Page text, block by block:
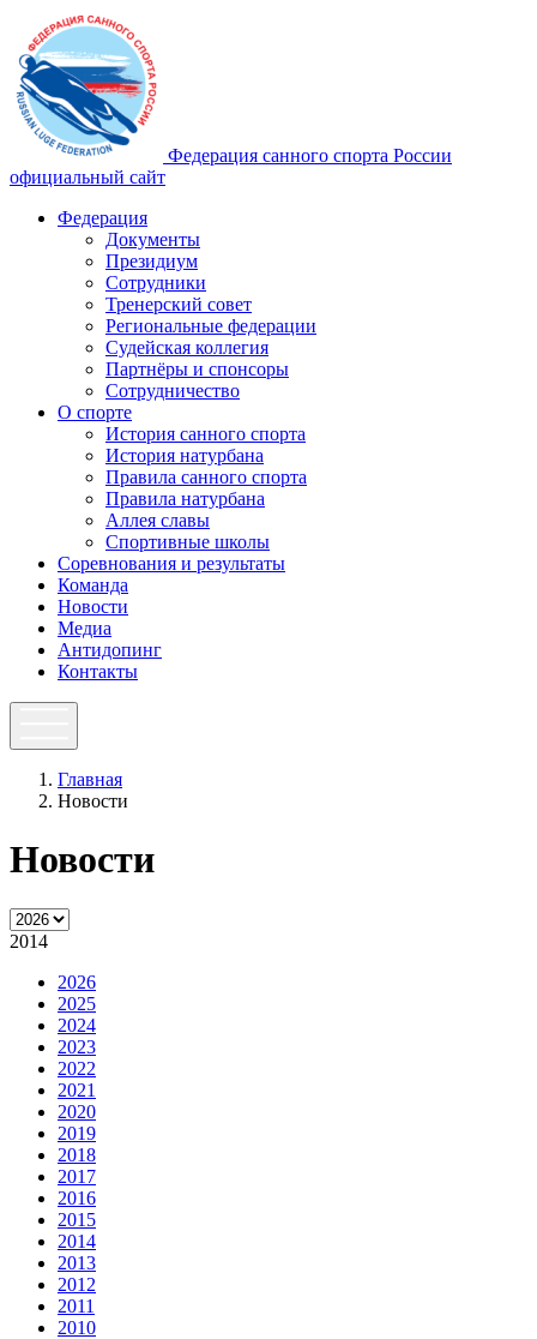
Федерация санного спорта России
официальный сайт
Федерация
Документы
Президиум
Сотрудники
Тренерский совет
Региональные федерации
Судейская коллегия
Партнёры и спонсоры
Сотрудничество
О спорте
История санного спорта
История натурбана
Правила санного спорта
Правила натурбана
Аллея славы
Спортивные школы
Соревнования и результаты
Команда
Новости
Медиа
Антидопинг
Контакты
Главная
Новости
Новости
2014
2026
2025
2024
2023
2022
2021
2020
2019
2018
2017
2016
2015
2014
2013
2012
2011
2010